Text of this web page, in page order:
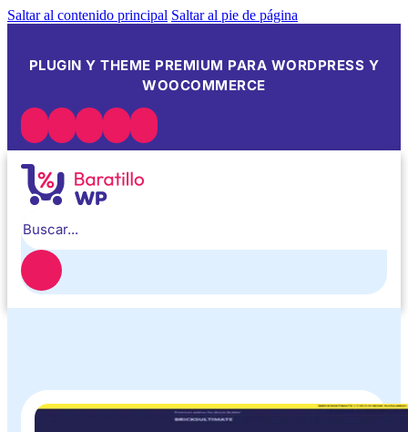
Saltar al contenido principal Saltar al pie de página
PLUGIN Y THEME PREMIUM PARA WORDPRESS Y
WOOCOMMERCE